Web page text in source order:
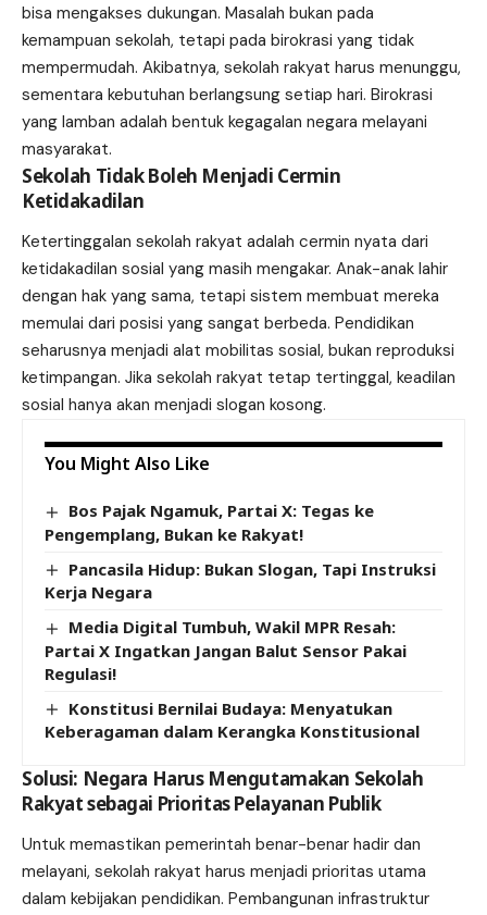
bisa mengakses dukungan. Masalah bukan pada
kemampuan sekolah, tetapi pada birokrasi yang tidak
mempermudah. Akibatnya, sekolah rakyat harus menunggu,
sementara kebutuhan berlangsung setiap hari. Birokrasi
yang lamban adalah bentuk kegagalan negara melayani
masyarakat.
Sekolah Tidak Boleh Menjadi Cermin
Ketidakadilan
Ketertinggalan sekolah rakyat adalah cermin nyata dari
ketidakadilan sosial yang masih mengakar. Anak-anak lahir
dengan hak yang sama, tetapi sistem membuat mereka
memulai dari posisi yang sangat berbeda. Pendidikan
seharusnya menjadi alat mobilitas sosial, bukan reproduksi
ketimpangan. Jika sekolah rakyat tetap tertinggal, keadilan
sosial hanya akan menjadi slogan kosong.
You Might Also Like
Bos Pajak Ngamuk, Partai X: Tegas ke
Pengemplang, Bukan ke Rakyat!
Pancasila Hidup: Bukan Slogan, Tapi Instruksi
Kerja Negara
Media Digital Tumbuh, Wakil MPR Resah:
Partai X Ingatkan Jangan Balut Sensor Pakai
Regulasi!
Konstitusi Bernilai Budaya: Menyatukan
Keberagaman dalam Kerangka Konstitusional
Solusi: Negara Harus Mengutamakan Sekolah
Rakyat sebagai Prioritas Pelayanan Publik
Untuk memastikan pemerintah benar-benar hadir dan
melayani, sekolah rakyat harus menjadi prioritas utama
dalam kebijakan pendidikan. Pembangunan infrastruktur